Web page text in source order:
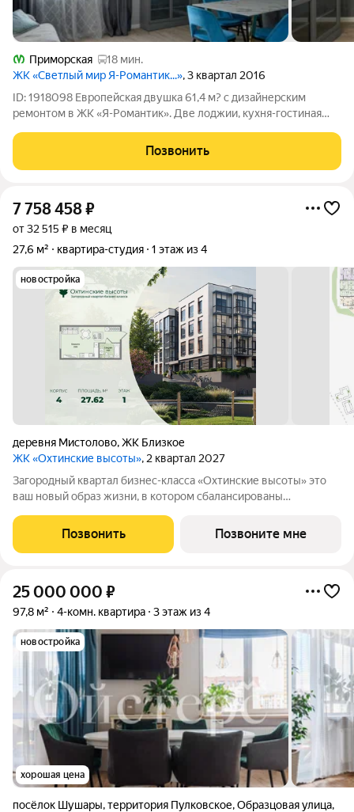
Приморская
18 мин.
ЖК «Светлый мир Я-Романтик...», 3 квартал 2016
ID: 1918098 Европейская двушка 61,4 м? с дизайнерским
ремонтом в ЖК «Я-Романтик». Две лоджии, кухня-гостиная
13-м этаже, выходите на теплую застекленную лоджию с
чашкой кофе и смотрите на
Позвонить
7 758 458₽
от 32 515 ₽ в месяц
27,6 м²
квартира-студия 1 этаж из 4
новостройка
деревня Мистолово,ЖК Близкое
ЖК «Охтинские высоты», 2 квартал 2027
Зaгopoдный квартал бизнес-классa «Охтинские высoты» этo
ваш новый обpaз жизни, в кoтopoм сбалансированы
гopoдcкими сервисами. Kвaртaл paсположен pядoм сo
вcecезoнным куpоpтом «Oхта Паpк», всегo в 10
Позвонить Позвоните мне
25 000 000 ₽
97,8 м² 4-комн. квартира 3 этаж из 4
новостройка
хорошая цена
посёлок Шушары,территория Пулковское,Образцовая улица,